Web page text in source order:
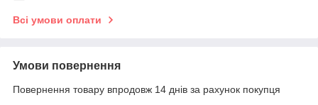
Всі умови оплати
Умови повернення
Повернення товару впродовж 14 днів за рахунок покупця